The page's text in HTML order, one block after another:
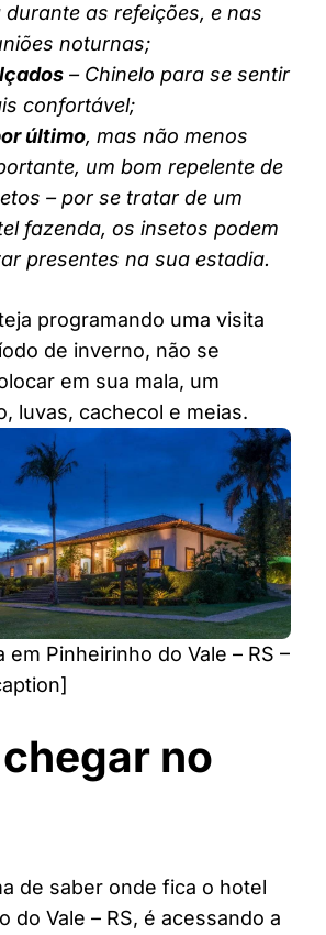
durante as refeições, e nas
noturnas;
– Chinelo para se sentir
confortável;
último, mas não menos
um bom repelente de
– por se tratar de um
fazenda, os insetos podem
presentes na sua estadia.
programando uma visita
de inverno, não se
em sua mala, um
luvas, cachecol e meias.
em Pinheirinho do Vale – RS –
no
de saber onde fica o hotel
do Vale – RS, é acessando a